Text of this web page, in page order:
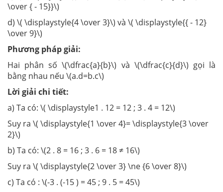
\over { - 15}}\)
d) \( \displaystyle{4 \over 3}\) và \( \displaystyle{{ - 12}
\over 9}\)
Phương pháp giải:
Hai phân số \(\dfrac{a}{b}\) và \(\dfrac{c}{d}\) gọi là
bằng nhau nếu \(a.d=b.c\)
Lời giải chi tiết:
a) Ta có: \( \displaystyle1 . 12 = 12 ; 3 . 4 = 12\)
Suy ra \( \displaystyle{1 \over 4}= \displaystyle{3 \over
2}\)
b) Ta có: \(2 . 8 = 16 ; 3 . 6 = 18 ≠ 16\)
Suy ra \( \displaystyle{2 \over 3} \ne {6 \over 8}\)
c) Ta có : \(-3 . (-15 ) = 45 ; 9 . 5 = 45\)